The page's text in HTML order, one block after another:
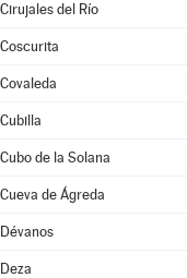
Cirujales del Río
Coscurita
Covaleda
Cubilla
Cubo de la Solana
Cueva de Ágreda
Dévanos
Deza